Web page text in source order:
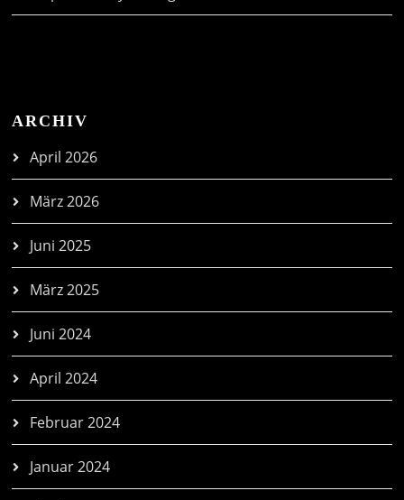
ARCHIV
April 2026
März 2026
Juni 2025
März 2025
Juni 2024
April 2024
Februar 2024
Januar 2024